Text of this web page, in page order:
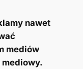
nawet
mediów